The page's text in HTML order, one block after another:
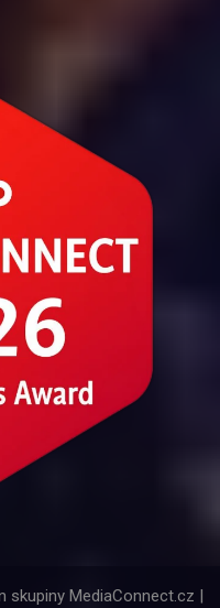
skupiny MediaConnect.cz |